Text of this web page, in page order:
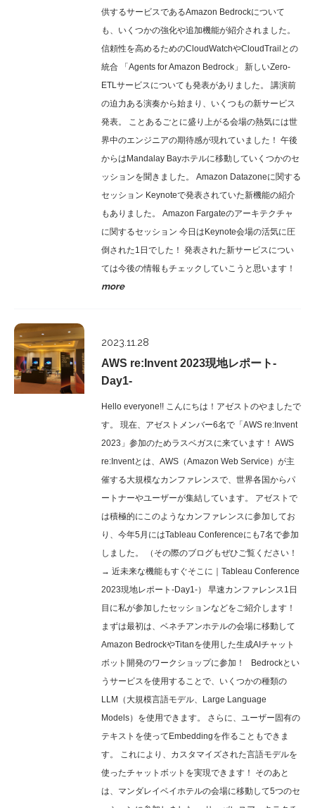
供するサービスであるAmazon Bedrockについて
も、いくつかの強化や追加機能が紹介されました。
信頼性を高めるためのCloudWatchやCloudTrailとの
統合 「Agents for Amazon Bedrock」 新しいZero-
ETLサービスについても発表がありました。 講演前
の迫力ある演奏から始まり、いくつもの新サービス
発表。 ことあるごとに盛り上がる会場の熱気には世
界中のエンジニアの期待感が現れていました！ 午後
からはMandalay Bayホテルに移動していくつかのセ
ッションを聞きました。 Amazon Datazoneに関する
セッション Keynoteで発表されていた新機能の紹介
もありました。 Amazon Fargateのアーキテクチャ
に関するセッション 今日はKeynote会場の活気に圧
倒された1日でした！ 発表された新サービスについ
ては今後の情報もチェックしていこうと思います！
more
2023.11.28
AWS re:Invent 2023現地レポート-
Day1-
Hello everyone!! こんにちは！アゼストのやましたで
す。 現在、アゼストメンバー6名で「AWS re:Invent
2023」参加のためラスベガスに来ています！ AWS
re:Inventとは、AWS（Amazon Web Service）が主
催する大規模なカンファレンスで、世界各国からパ
ートナーやユーザーが集結しています。 アゼストで
は積極的にこのようなカンファレンスに参加してお
り、今年5月にはTableau Conferenceにも7名で参加
しました。 （その際のブログもぜひご覧ください！
→ 近未来な機能もすぐそこに｜Tableau Conference
2023現地レポート-Day1-） 早速カンファレンス1日
目に私が参加したセッションなどをご紹介します！
まずは最初は、ベネチアンホテルの会場に移動して
Amazon BedrockやTitanを使用した生成AIチャット
ボット開発のワークショップに参加！ Bedrockとい
うサービスを使用することで、いくつかの種類の
LLM（大規模言語モデル、Large Language
Models）を使用できます。 さらに、ユーザー固有の
テキストを使ってEmbeddingを作ることもできま
す。 これにより、カスタマイズされた言語モデルを
使ったチャットボットを実現できます！ そのあと
は、マンダレイベイホテルの会場に移動して5つのセ